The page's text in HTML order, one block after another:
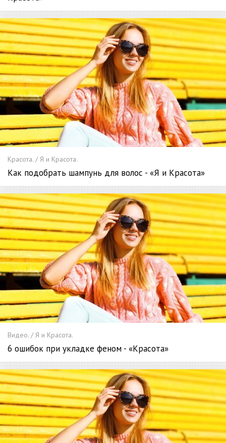
Красота. / Я и Красота.
Как подобрать шампунь для волос - «Я и Красота»
Видео. / Я и Красота.
6 ошибок при укладке феном - «Красота»